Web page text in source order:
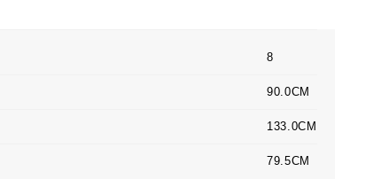
8
90.0CM
133.0CM
79.5CM